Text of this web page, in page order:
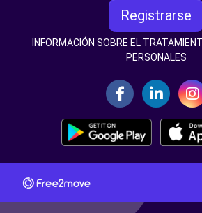
Registrarse
INFORMACIÓN SOBRE EL
PERSONALES